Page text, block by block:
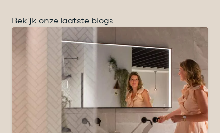
Bekijk onze laatste blogs